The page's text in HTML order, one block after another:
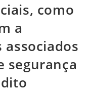
como
a
segurança